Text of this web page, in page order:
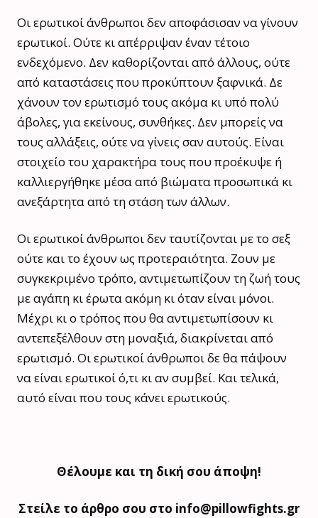
Οι ερωτικοί άνθρωποι δεν αποφάσισαν να γίνουν
ερωτικοί. Ούτε κι απέρριψαν έναν τέτοιο
ενδεχόμενο. Δεν καθορίζονται από άλλους, ούτε
από καταστάσεις που προκύπτουν ξαφνικά. Δε
χάνουν τον ερωτισμό τους ακόμα κι υπό πολύ
άβολες, για εκείνους, συνθήκες. Δεν μπορείς να
τους αλλάξεις, ούτε να γίνεις σαν αυτούς. Είναι
στοιχείο του χαρακτήρα τους που προέκυψε ή
καλλιεργήθηκε μέσα από βιώματα προσωπικά κι
ανεξάρτητα από τη στάση των άλλων.
Οι ερωτικοί άνθρωποι δεν ταυτίζονται με το σεξ
ούτε και το έχουν ως προτεραιότητα. Ζουν με
συγκεκριμένο τρόπο, αντιμετωπίζουν τη ζωή τους
με αγάπη κι έρωτα ακόμη κι όταν είναι μόνοι.
Μέχρι κι ο τρόπος που θα αντιμετωπίσουν κι
αντεπεξέλθουν στη μοναξιά, διακρίνεται από
ερωτισμό. Οι ερωτικοί άνθρωποι δε θα πάψουν
να είναι ερωτικοί ό,τι κι αν συμβεί. Και τελικά,
αυτό είναι που τους κάνει ερωτικούς.
Θέλουμε και τη δική σου άποψη!
Στείλε το άρθρο σου στο info@pillowfights.gr